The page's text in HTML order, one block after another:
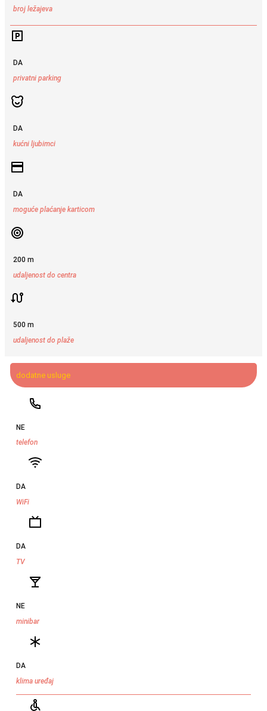
broj ležajeva
DA
privatni parking
DA
kućni ljubimci
DA
moguće plaćanje karticom
200 m
udaljenost do centra
500 m
udaljenost do plaže
dodatne usluge
NE
telefon
DA
WiFi
DA
TV
NE
minibar
DA
klima uređaj